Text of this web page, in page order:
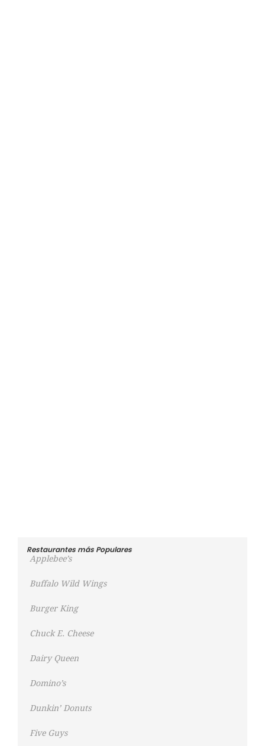
Restaurantes más Populares
Applebee’s
Buffalo Wild Wings
Burger King
Chuck E. Cheese
Dairy Queen
Domino’s
Dunkin’ Donuts
Five Guys